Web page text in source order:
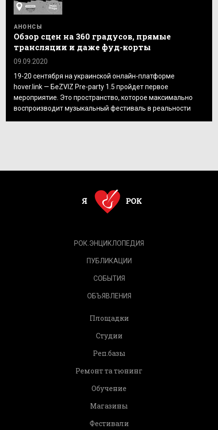
АНОНСЫ
Обзор сцен на 360 градусов, прямые
трансляции и даже фуд-корты
09.09.2020
19-20 сентября на украинской онлайн-платформе
hover.link — БеZVIZ Pre-party 1.5 пройдет первое
мероприятие. Это пространство, которое максимально
воспроизводит музыкальный фестиваль в реальности
РОК.ЭНЦИКЛОПЕДИЯ
ПУБЛИКАЦИИ
СОБЫТИЯ
ОБЪЯВЛЕНИЯ
Площадки
Студии
Реп.базы
Ремонт та тюнинг
Обучение
Магазины
Фестивали